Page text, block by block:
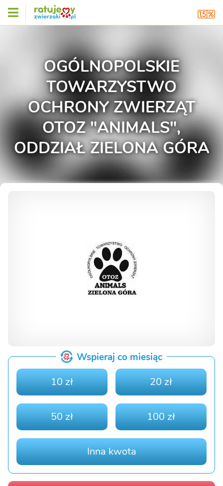
OGÓLNOPOLSKIE
TOWARZYSTWO
OCHRONY ZWIERZĄT
OTOZ "ANIMALS",
ODDZIAŁ ZIELONA GÓRA
Wspieraj co miesiąc
10 zł 20 zł
50 zł 100 zł
Inna kwota